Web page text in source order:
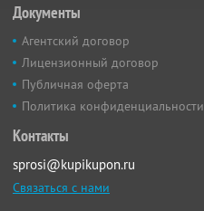
Документы
Агентский договор
Лицензионный договор
Публичная оферта
Политика конфиденциальности
Контакты
sprosi@kupikupon.ru
Связаться с нами